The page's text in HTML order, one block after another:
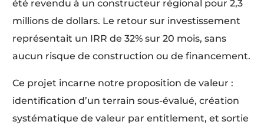
été revendu à un constructeur régional pour 2,3
millions de dollars. Le retour sur investissement
représentait un IRR de 32% sur 20 mois, sans
aucun risque de construction ou de financement.
Ce projet incarne notre proposition de valeur :
identification d’un terrain sous-évalué, création
systématique de valeur par entitlement, et sortie